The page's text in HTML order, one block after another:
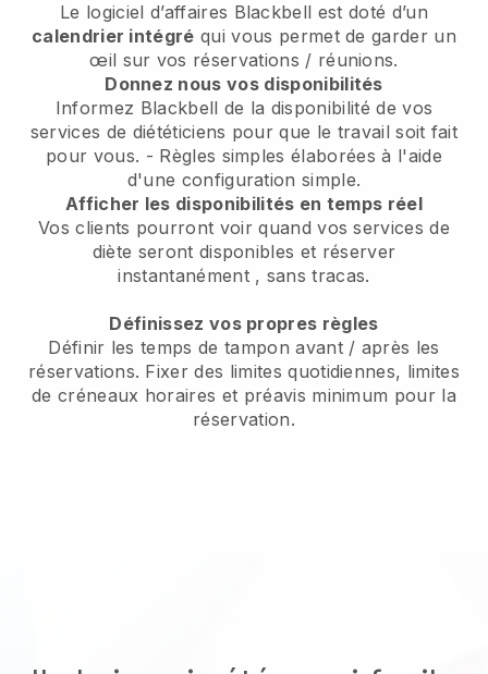
Le logiciel d’affaires Blackbell est doté d’un
calendrier intégré qui vous permet de garder un
œil sur vos réservations / réunions.
Donnez nous vos disponibilités
Informez Blackbell de la disponibilité de vos
services de diététiciens pour que le travail soit fait
pour vous. - Règles simples élaborées à l'aide
d'une configuration simple.
Afficher les disponibilités en temps réel
Vos clients pourront voir quand vos services de
diète seront disponibles et réserver
instantanément, sans tracas.
Définissez vos propres règles
Définir les temps de tampon avant / après les
réservations. Fixer des limites quotidiennes, limites
de créneaux horaires et préavis minimum pour la
réservation.